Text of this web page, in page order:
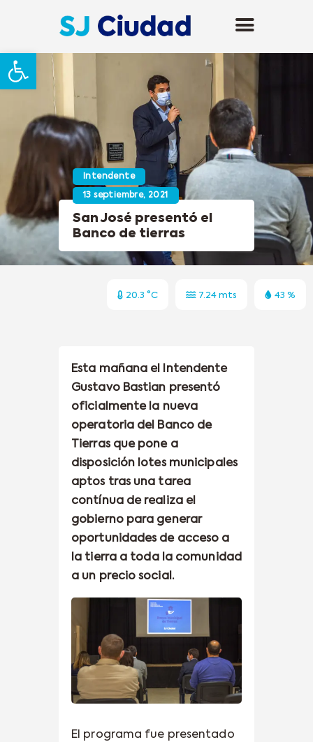
Abrir barra de herramientas
Intendente
13 septiembre, 2021
San José presentó el
Banco de tierras
20.3 °C 7.24 mts 43 %
Esta mañana el Intendente
Gustavo Bastian presentó
oficialmente la nueva
operatoria del Banco de
Tierras que pone a
disposición lotes municipales
aptos tras una tarea
contínua de realiza el
gobierno para generar
oportunidades de acceso a
la tierra a toda la comunidad
a un precio social.
El programa fue presentado